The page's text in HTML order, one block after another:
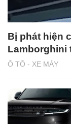
Ô TÔ - XE MÁY
Bị phát hiện
Lamborghini